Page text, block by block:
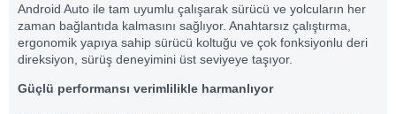
Android Auto ile tam uyumlu çalışarak sürücü ve yolcuların her
zaman bağlantıda kalmasını sağlıyor. Anahtarsız çalıştırma,
ergonomik yapıya sahip sürücü koltuğu ve çok fonksiyonlu deri
direksiyon, sürüş deneyimini üst seviyeye taşıyor.
Güçlü performansı verimlilikle harmanlıyor